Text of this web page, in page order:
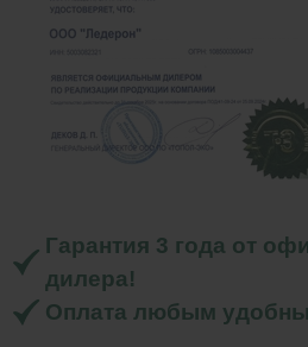
Гарантия 3 года от
дилера!
Оплата любым